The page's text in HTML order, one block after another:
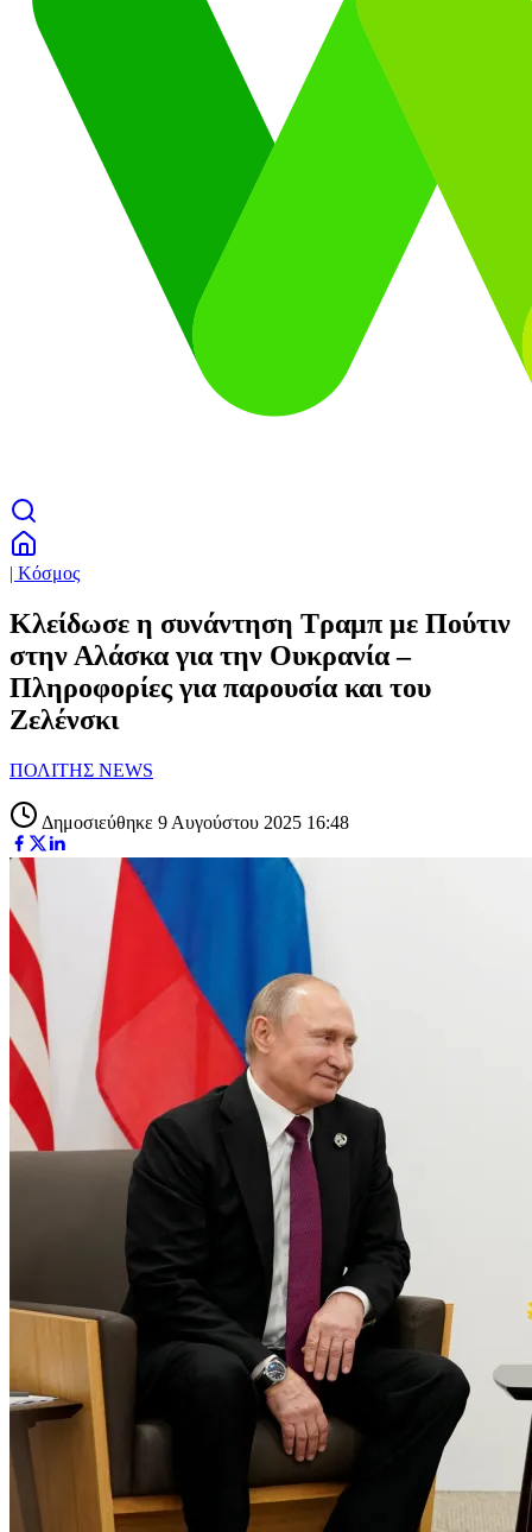
| Κόσμος
Κλείδωσε η συνάντηση Τραμπ με Πούτιν
στην Αλάσκα για την Ουκρανία –
Πληροφορίες για παρουσία και του
Ζελένσκι
ΠΟΛΙΤΗΣ NEWS
Δημοσιεύθηκε 9 Αυγούστου 2025 16:48